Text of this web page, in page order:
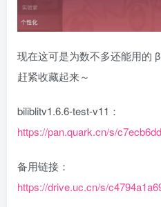
现在这可是为数不多还能用的
赶紧收藏起来～
biliblitv1.6.6-test-v11：
https://pan.quark.cn/s/
备用链接：
https://drive.uc.cn/s/